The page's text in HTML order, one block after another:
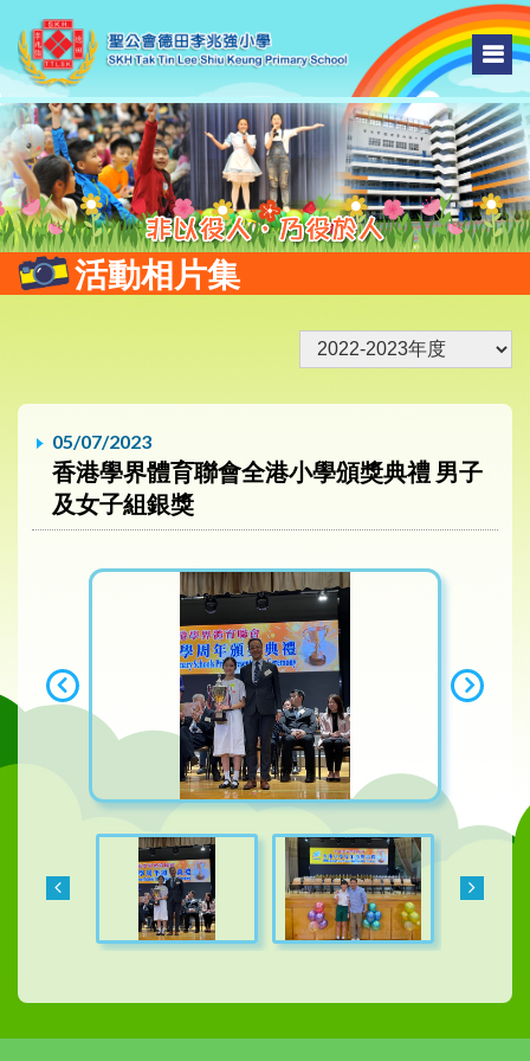
活動相片集
05/07/2023
香港學界體育聯會全港小學頒獎典禮 男子
及女子組銀獎